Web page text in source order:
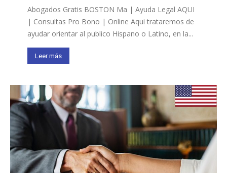
Abogados Gratis BOSTON Ma | Ayuda Legal AQUI
| Consultas Pro Bono | Online Aqui trataremos de
ayudar orientar al publico Hispano o Latino, en la...
Leer más